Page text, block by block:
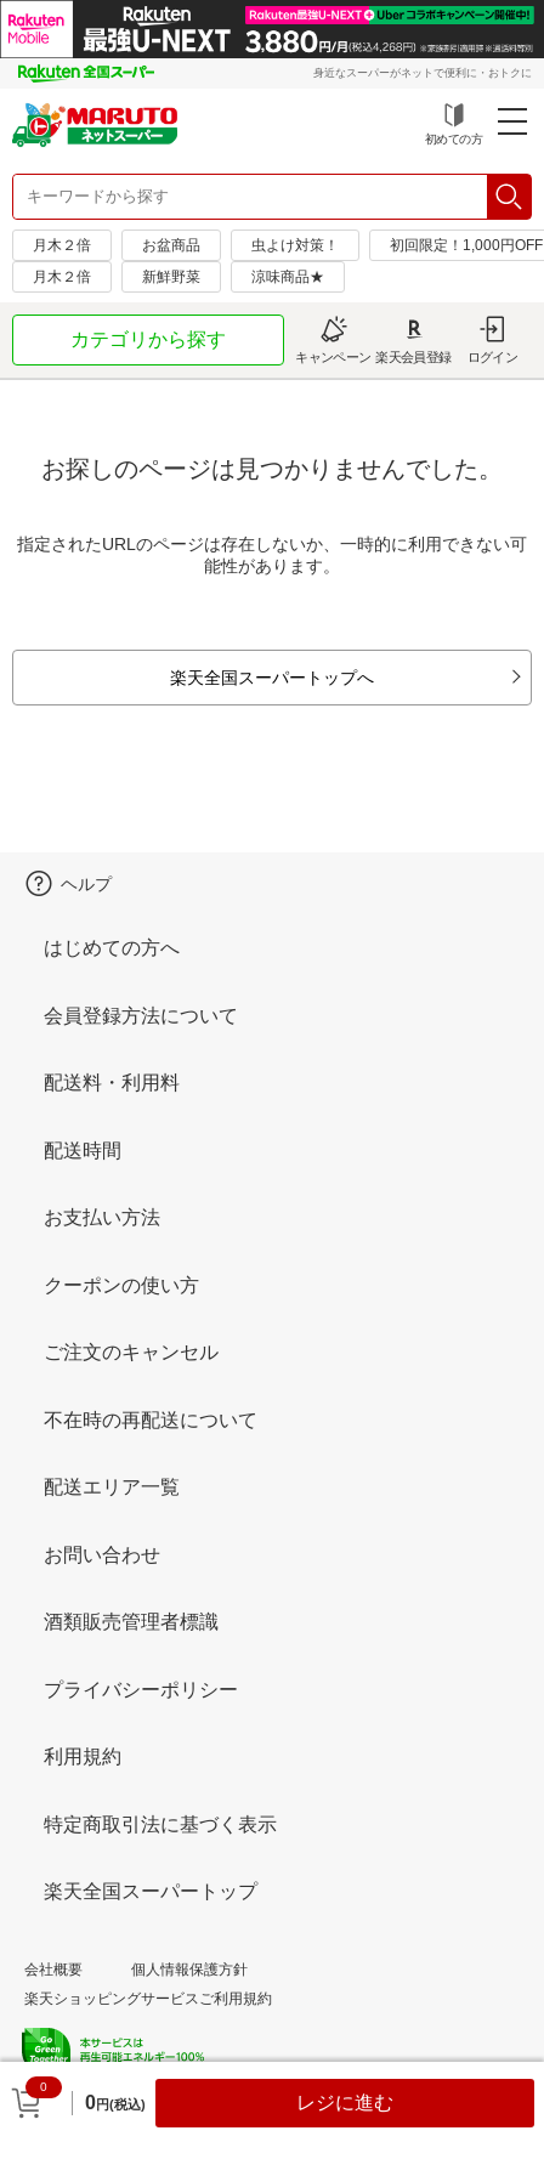
身近なスーパーがネットで便利に・おトクに
初めての方
月木２倍 お盆商品 虫よけ対策！
初回限定！1,000円
月木２倍
新鮮野菜 涼味商品★
カテゴリから探す
キャンペーン 楽天会員登録 ログイン
お探しのページは見つかりませんでした。
指定されたURLのページは存在しないか、一時的に利用できない可
能性があります。
楽天全国スーパートップへ
0
0円(税込) レジに進む
ヘルプ
はじめての方へ
会員登録方法について
配送料・利用料
配送時間
お支払い方法
クーポンの使い方
ご注文のキャンセル
不在時の再配送について
配送エリア一覧
お問い合わせ
酒類販売管理者標識
プライバシーポリシー
利用規約
特定商取引法に基づく表示
楽天全国スーパートップ
会社概要
個人情報保護方針
楽天ショッピングサービスご利用規約
© Rakuten Group, Inc.